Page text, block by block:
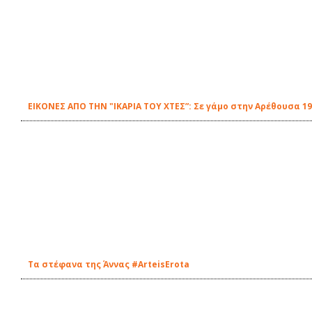
ΕΙΚΟΝΕΣ ΑΠΟ ΤΗΝ "ΙΚΑΡΙΑ ΤΟΥ ΧΤΕΣ”: Σε γάμο στην Αρέθουσα
Τα στέφανα της Άννας #ΑrteisErota